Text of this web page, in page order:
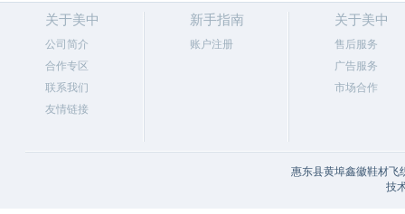
关于美中
公司简介
合作专区
联系我们
友情链接
新手指南
账户注册
关于美中
售后服务
广告服务
市场合作
惠东县黄埠鑫徽鞋材飞
技